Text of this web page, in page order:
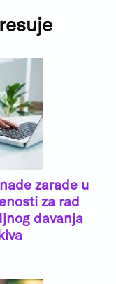
zarade u
za rad
davanja